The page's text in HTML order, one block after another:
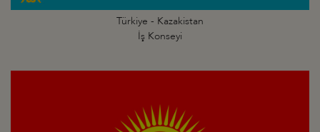
Türkiye - Kazakistan
İş Konseyi